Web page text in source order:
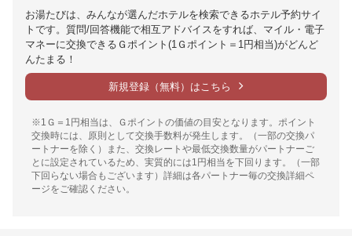
お湯たびは、みんなが選んだホテルを検索できるホテル予約サイ
トです。質問/回答機能で相互アドバイスをすれば、マイル・電子
マネーに交換できるＧポイント(1Ｇポイント＝1円相当)がどんど
んたまる！
新規登録（無料）はこちら
※1Ｇ＝1円相当は、Ｇポイントの価値の目安となります。ポイント
交換時には、原則として交換手数料が発生します。（一部の交換パ
ートナーを除く）また、交換レートや最低交換数量がパートナーご
とに設定されているため、実質的には1円相当を下回ります。（一部
下回らない場合もございます）詳細は各パートナー毎の交換詳細ペ
ージをご確認ください。